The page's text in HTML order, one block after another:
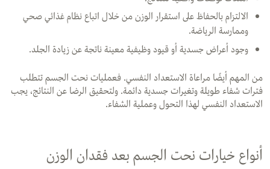
الالتزام بالحفاظ على استقرار الوزن من خلال اتباع نظام غذائي صحي
وممارسة الرياضة.
وجود أعراض جسدية أو قيود وظيفية معينة ناتجة عن زيادة الجلد.
من المهم أيضًا مراعاة الاستعداد النفسي. فعمليات نحت الجسم تتطلب
فترات شفاء طويلة وتغيرات جسدية دائمة. ولتحقيق الرضا عن النتائج، يجب
الاستعداد النفسي لهذا التحول وعملية الشفاء.
أنواع خيارات نحت الجسم بعد فقدان الوزن